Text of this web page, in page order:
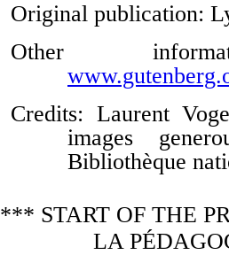
Original publication:
Other
Credits: Laurent
images
Bibliothèque
*** START OF THE
LA